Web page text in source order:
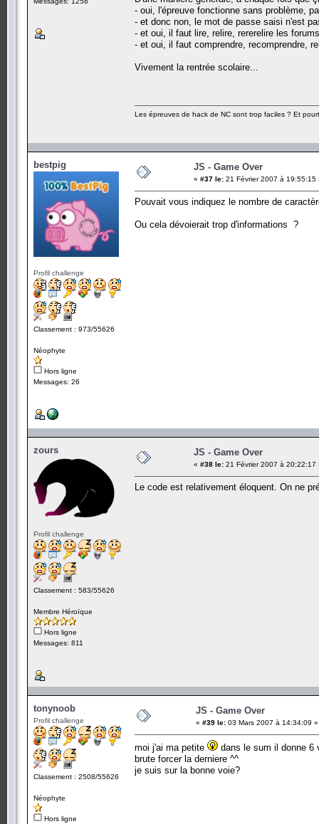
- oui, l'épreuve fonctionne sans problème,
- et donc non, le mot de passe saisi n'est
- et oui, il faut lire, relire, rererelire les
- et oui, il faut comprendre, recomprendre,
Vivement la rentrée scolaire...
Les épreuves de hack de NC sont trop faciles ? Et
bestpig
Profil challenge
Classement : 973/55626
Néophyte
Hors ligne
Messages: 26
JS - Game Over
« #37 le: 21 Février 2007 à 19:55:15
Pouvait vous indiquez le nombre de
Ou cela dévoierait trop d'informations ?
zours
Profil challenge
Classement : 583/55626
Membre Héroïque
Hors ligne
Messages: 811
JS - Game Over
« #38 le: 21 Février 2007 à 20:22:17
Le code est relativement éloquent. On ne
tonynoob
Profil challenge
Classement : 2508/55626
Néophyte
Hors ligne
JS - Game Over
« #39 le: 03 Mars 2007 à 14:34:09 »
moi j'ai ma petite
dans le sum il donne 6
brute forcer la derniere ^^
je suis sur la bonne voie?